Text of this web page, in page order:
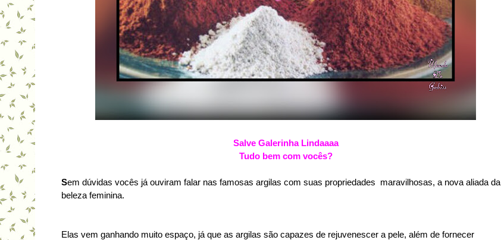
Salve Galerinha Lindaaaa
Tudo bem com vocês?
Sem dúvidas vocês já ouviram falar nas famosas argilas com suas propriedades maravilhosas, a nova aliada da
beleza feminina.
Elas vem ganhando muito espaço, já que as argilas são capazes de rejuvenescer a pele, além de fornecer